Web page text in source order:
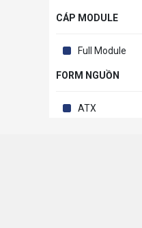
CÁP MODULE
Full Module
FORM NGUỒN
ATX